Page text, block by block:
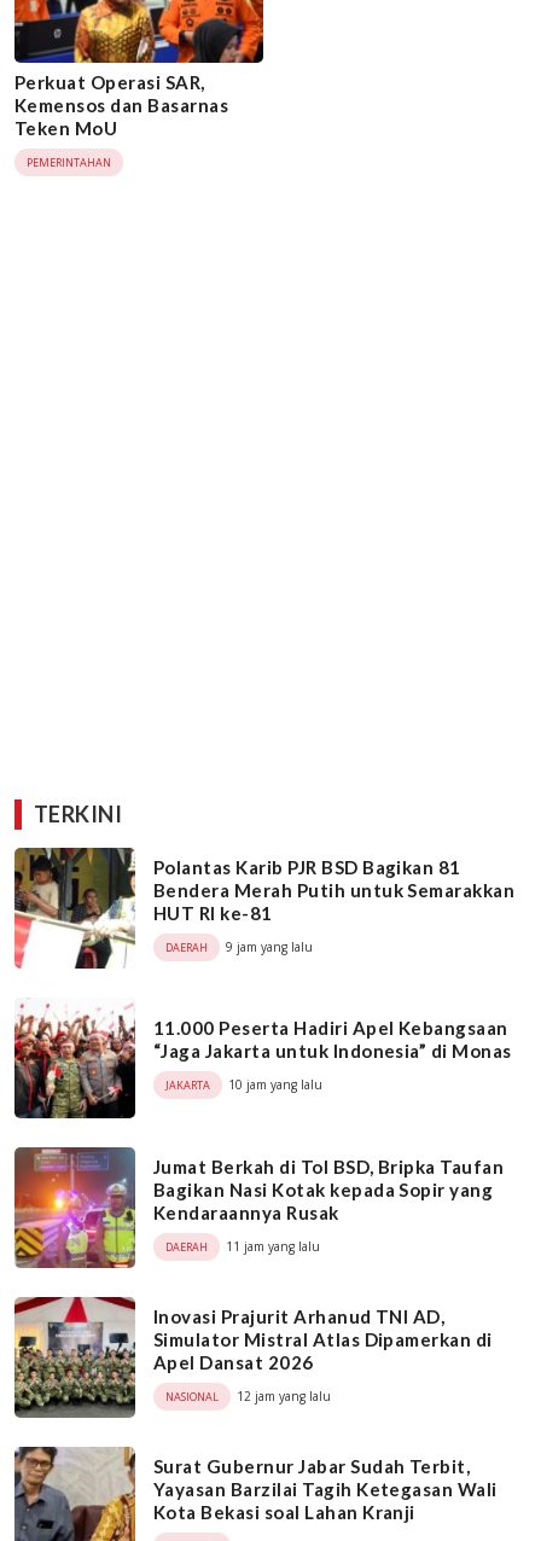
Perkuat Operasi SAR,
Kemensos dan Basarnas
Teken MoU
PEMERINTAHAN
TERKINI
Polantas Karib PJR BSD Bagikan 81
Bendera Merah Putih untuk Semarakkan
HUT RI ke-81
DAERAH 9 jam yang lalu
11.000 Peserta Hadiri Apel Kebangsaan
“Jaga Jakarta untuk Indonesia” di Monas
JAKARTA 10 jam yang lalu
Jumat Berkah di Tol BSD, Bripka Taufan
Bagikan Nasi Kotak kepada Sopir yang
Kendaraannya Rusak
DAERAH 11 jam yang lalu
Inovasi Prajurit Arhanud TNI AD,
Simulator Mistral Atlas Dipamerkan di
Apel Dansat 2026
NASIONAL 12 jam yang lalu
Surat Gubernur Jabar Sudah Terbit,
Yayasan Barzilai Tagih Ketegasan Wali
Kota Bekasi soal Lahan Kranji